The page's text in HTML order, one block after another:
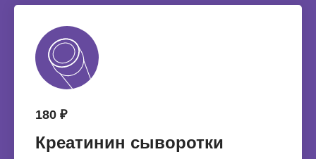
180 ₽
Креатинин сыворотки